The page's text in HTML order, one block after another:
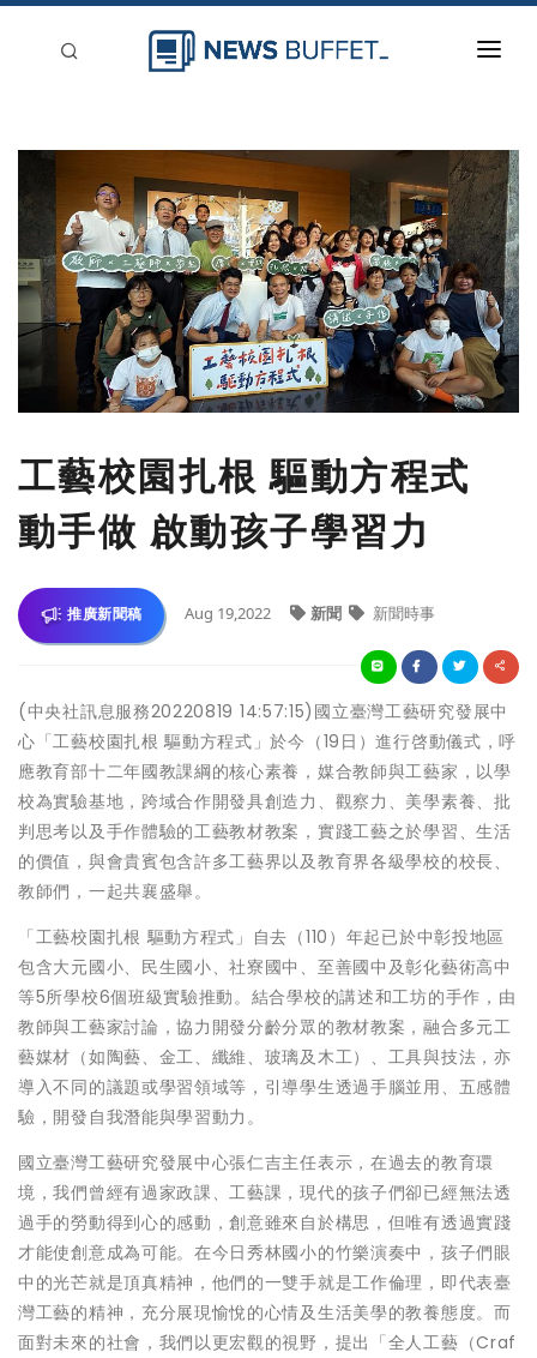
新聞稿分類
登入
刊登
工藝校園扎根 驅動方程式
動手做 啟動孩子學習力
推廣新聞稿 Aug 19,2022 新聞 新聞時事
(中央社訊息服務20220819 14:57:15)國立臺灣工藝研究發展中
心「工藝校園扎根 驅動方程式」於今（19日）進行啓動儀式，呼
應教育部十二年國教課綱的核心素養，媒合教師與工藝家，以學
校為實驗基地，跨域合作開發具創造力、觀察力、美學素養、批
判思考以及手作體驗的工藝教材教案，實踐工藝之於學習、生活
的價值，與會貴賓包含許多工藝界以及教育界各級學校的校長、
教師們，一起共襄盛舉。
「工藝校園扎根 驅動方程式」自去（110）年起已於中彰投地區
包含大元國小、民生國小、社寮國中、至善國中及彰化藝術高中
等5所學校6個班級實驗推動。結合學校的講述和工坊的手作，由
教師與工藝家討論，協力開發分齡分眾的教材教案，融合多元工
藝媒材（如陶藝、金工、纖維、玻璃及木工）、工具與技法，亦
導入不同的議題或學習領域等，引導學生透過手腦並用、五感體
驗，開發自我潛能與學習動力。
國立臺灣工藝研究發展中心張仁吉主任表示，在過去的教育環
境，我們曾經有過家政課、工藝課，現代的孩子們卻已經無法透
過手的勞動得到心的感動，創意雖來自於構思，但唯有透過實踐
才能使創意成為可能。在今日秀林國小的竹樂演奏中，孩子們眼
中的光芒就是頂真精神，他們的一雙手就是工作倫理，即代表臺
灣工藝的精神，充分展現愉悅的心情及生活美學的教養態度。而
面對未來的社會，我們以更宏觀的視野，提出「全人工藝（Craf